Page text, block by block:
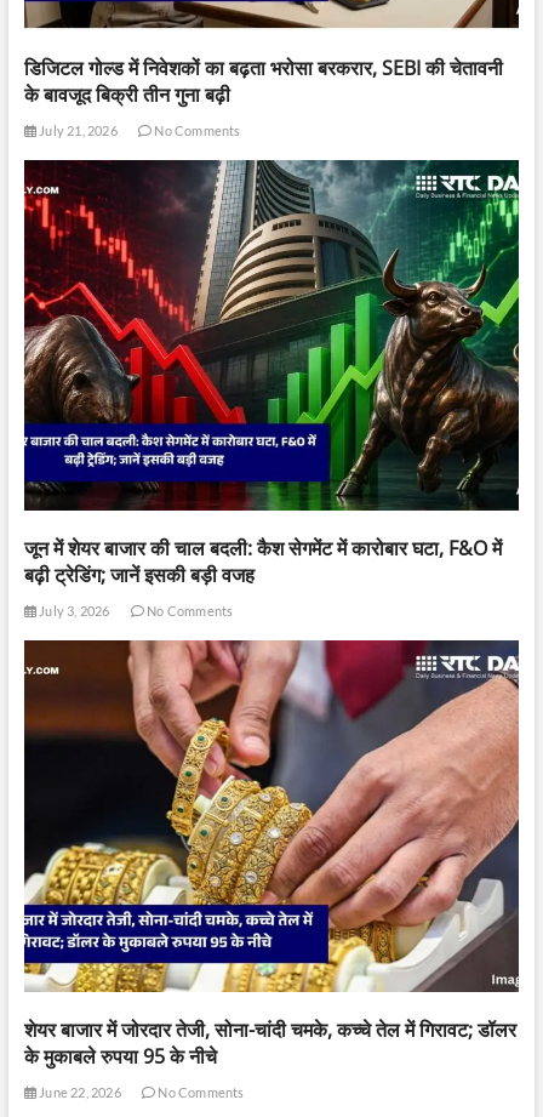
डिजिटल गोल्ड में निवेशकों का बढ़ता भरोसा बरकरार, SEBI की चेतावनी
के बावजूद बिक्री तीन गुना बढ़ी
July 21, 2026 No Comments
जून में शेयर बाजार की चाल बदली: कैश सेगमेंट में कारोबार घटा, F&O में
बढ़ी ट्रेडिंग; जानें इसकी बड़ी वजह
July 3, 2026 No Comments
शेयर बाजार में जोरदार तेजी, सोना-चांदी चमके, कच्चे तेल में गिरावट; डॉलर
के मुकाबले रुपया 95 के नीचे
June 22, 2026 No Comments